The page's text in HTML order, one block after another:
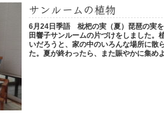
サンルームの植物
6月24日季語 枇杷の実（夏）琵琶の
田響子サンルームの片づけをしました。
いだろうと、家の中のいろんな場所に散
た。夏が終わったら、また賑やかに集め